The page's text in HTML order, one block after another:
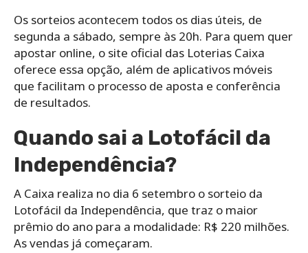
Os sorteios acontecem todos os dias úteis, de
segunda a sábado, sempre às 20h. Para quem quer
apostar online, o site oficial das Loterias Caixa
oferece essa opção, além de aplicativos móveis
que facilitam o processo de aposta e conferência
de resultados.
Quando sai a Lotofácil da
Independência?
A Caixa realiza no dia 6 setembro o sorteio da
Lotofácil da Independência, que traz o maior
prêmio do ano para a modalidade: R$ 220 milhões.
As vendas já começaram.